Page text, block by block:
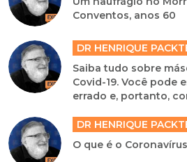
Conventos, anos 60
DR HENRIQUE
Saiba tudo sobre
Covid-19. Você pode
errado e, portanto,
DR HENRIQUE
O que é o